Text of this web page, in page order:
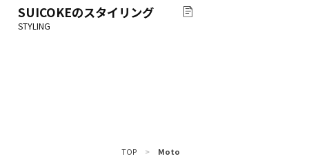
SUICOKEのスタイリング
TOP > Moto